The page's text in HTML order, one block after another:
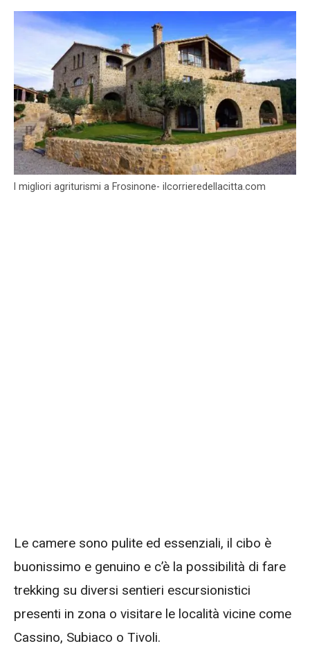
I migliori agriturismi a Frosinone- ilcorrieredellacitta.com
Le camere sono pulite ed essenziali, il cibo è
buonissimo e genuino e c’è la possibilità di fare
trekking su diversi sentieri escursionistici
presenti in zona o visitare le località vicine come
Cassino, Subiaco o Tivoli.